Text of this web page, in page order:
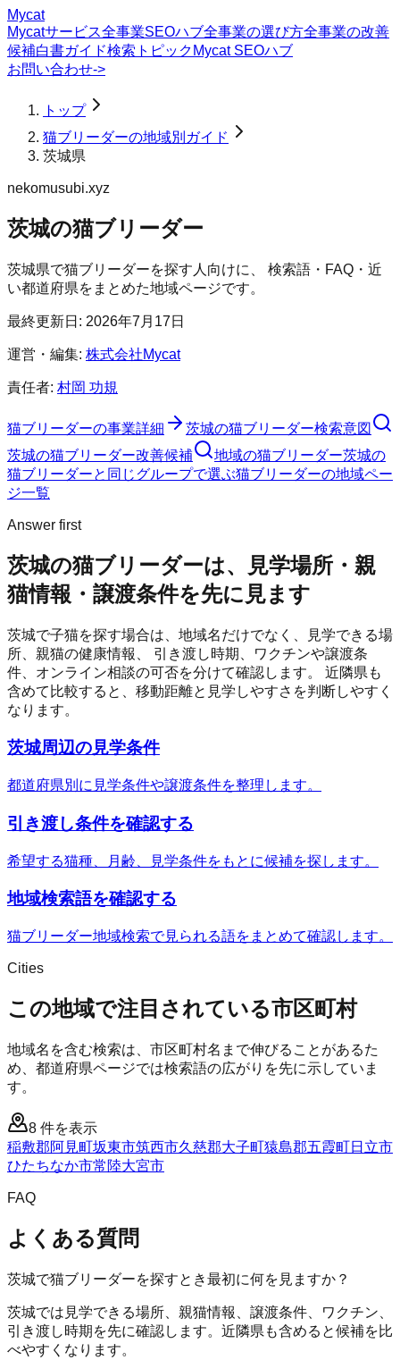
Mycat
Mycatサービス全事業SEOハブ全事業の選び方全事業の改善
候補白書ガイド検索トピック Mycat SEOハブ
お問い合わせ->
トップ
猫ブリーダーの地域別ガイド
茨城県
nekomusubi.xyz
茨城の猫ブリーダー
茨城県で猫ブリーダーを探す人向けに、 検索語・FAQ・近
い都道府県をまとめた地域ページです。
最終更新日: 2026年7月17日
運営・編集: 株式会社Mycat
責任者: 村岡 功規
猫ブリーダーの事業詳細
茨城の猫ブリーダー検索意図
茨城の猫ブリーダー改善候補
地域の猫ブリーダー茨城の
猫ブリーダーと同じグループで選ぶ猫ブリーダーの地域ペー
ジ一覧
Answer first
茨城の猫ブリーダーは、見学場所・親
猫情報・譲渡条件を先に見ます
茨城で子猫を探す場合は、地域名だけでなく、見学できる場
所、親猫の健康情報、 引き渡し時期、ワクチンや譲渡条
件、オンライン相談の可否を分けて確認します。 近隣県も
含めて比較すると、移動距離と見学しやすさを判断しやすく
なります。
茨城周辺の見学条件
都道府県別に見学条件や譲渡条件を整理します。
引き渡し条件を確認する
希望する猫種、月齢、見学条件をもとに候補を探します。
地域検索語を確認する
猫ブリーダー地域検索で見られる語をまとめて確認します。
Cities
この地域で注目されている市区町村
地域名を含む検索は、市区町村名まで伸びることがあるた
め、都道府県ページでは検索語の広がりを先に示していま
す。
8 件を表示
稲敷郡阿見町坂東市筑西市久慈郡大子町猿島郡五霞町日立市
ひたちなか市常陸大宮市
FAQ
よくある質問
茨城で猫ブリーダーを探すとき最初に何を見ますか？
茨城では見学できる場所、親猫情報、譲渡条件、ワクチン、
引き渡し時期を先に確認します。近隣県も含めると候補を比
べやすくなります。